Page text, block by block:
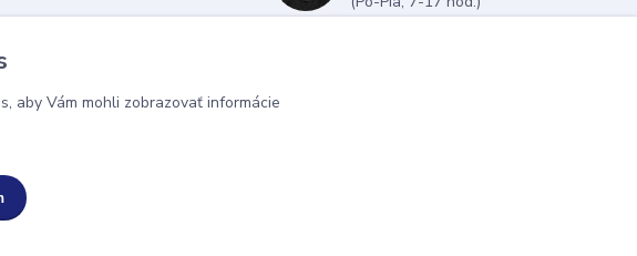
aby Vám mohli zobrazovať informácie